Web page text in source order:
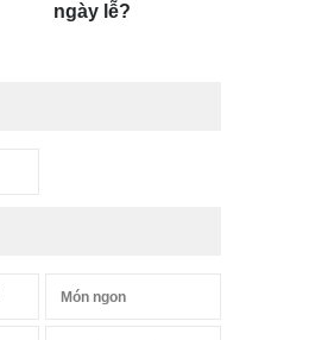
ngày lễ?
Món ngon